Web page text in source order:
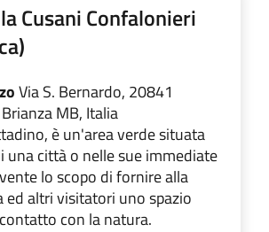
Cusani Confalonieri
Via S. Bernardo, 20841
MB, Italia
è un'area verde situata
una città o nelle sue immediate
lo scopo di fornire alla
ed altri visitatori uno spazio
con la natura.